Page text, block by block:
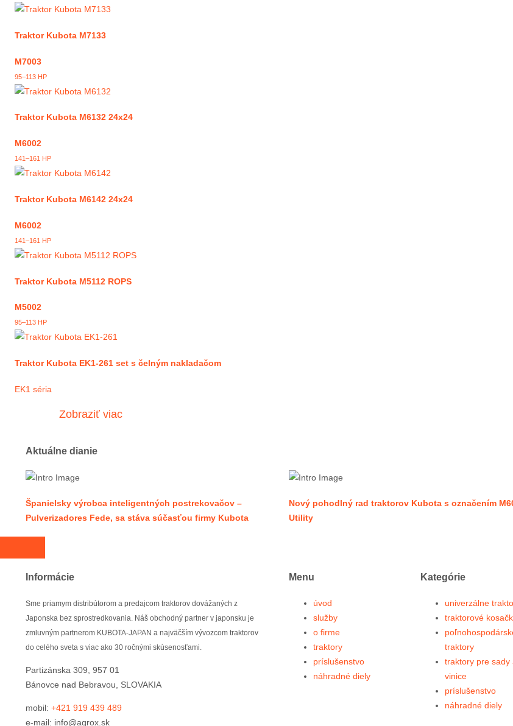
Traktor Kubota M7133
M7003
95–113 HP
Traktor Kubota M6132 24x24
M6002
141–161 HP
Traktor Kubota M6142 24x24
M6002
141–161 HP
Traktor Kubota M5112 ROPS
M5002
95–113 HP
Traktor Kubota EK1-261 set s čelným nakladačom
EK1 séria
Zobraziť viac
Aktuálne dianie
Španielsky výrobca inteligentných postrekovačov –
Pulverizadores Fede, sa stáva súčasťou firmy Kubota
Nový pohodlný rad traktorov Kubota s označením
Utility
Informácie
Sme priamym distribútorom a predajcom traktorov dovážaných z
Japonska bez sprostredkovania. Náš obchodný partner v japonsku je
zmluvným partnerom KUBOTA-JAPAN a najväčším vývozcom traktorov
do celého sveta s viac ako 30 ročnými skúsenosťami.
Partizánska 309, 957 01
Bánovce nad Bebravou, SLOVAKIA
mobil: +421 919 439 489
e-mail: info@agrox.sk
Menu
úvod
služby
o firme
traktory
príslušenstvo
náhradné diely
Kategórie
univerzálne
traktorové
traktory
traktory pre sady
vinice
príslušenstvo
náhradné diely